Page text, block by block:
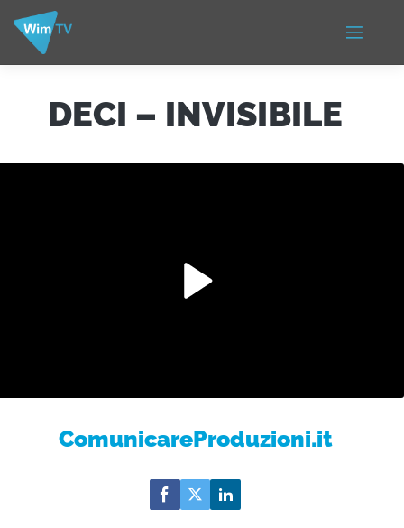
DECI – INVISIBILE
ComunicareProduzioni.it